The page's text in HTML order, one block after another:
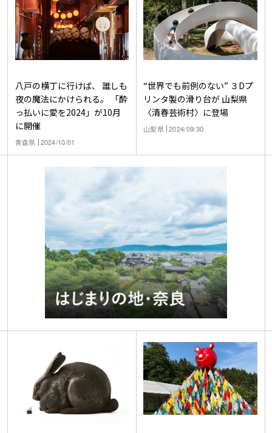
八戸の横丁に行けば、 誰しも
夜の魔法にかけられる。 「酔
っ払いに愛を2024」が10月
に開催
青森県 2024/10/01
“世界でも前例のない” ３Dプ
リンタ製の滑り台が 山梨県
〈清春芸術村〉に登場
山梨県 2024/09/30